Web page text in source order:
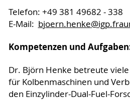
Telefon: +49 381 49682 - 338
E-Mail: bjoern.henke
Kompetenzen und
Dr. Björn Henke betreute
für Kolbenmaschinen und
den Einzylinder-Dual-Fuel-